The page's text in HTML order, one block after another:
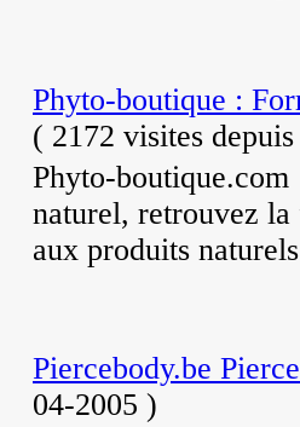
votre site.
Phyto-boutique :
( 2172 visites
Phyto-
naturel, retrouvez
aux produits
Piercebody.be
04-2005 )